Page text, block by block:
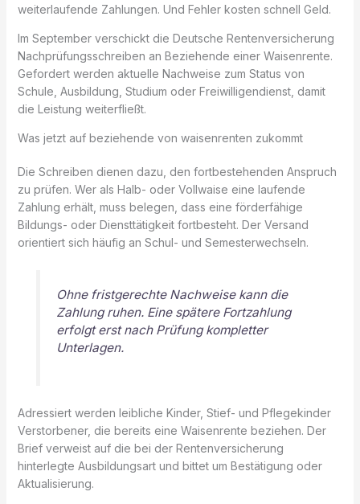
weiterlaufende Zahlungen. Und Fehler kosten schnell Geld.
Im September verschickt die Deutsche Rentenversicherung
Nachprüfungsschreiben an Beziehende einer Waisenrente.
Gefordert werden aktuelle Nachweise zum Status von
Schule, Ausbildung, Studium oder Freiwilligendienst, damit
die Leistung weiterfließt.
Was jetzt auf beziehende von waisenrenten zukommt
Die Schreiben dienen dazu, den fortbestehenden Anspruch
zu prüfen. Wer als Halb- oder Vollwaise eine laufende
Zahlung erhält, muss belegen, dass eine förderfähige
Bildungs- oder Diensttätigkeit fortbesteht. Der Versand
orientiert sich häufig an Schul- und Semesterwechseln.
Ohne fristgerechte Nachweise kann die
Zahlung ruhen. Eine spätere Fortzahlung
erfolgt erst nach Prüfung kompletter
Unterlagen.
Adressiert werden leibliche Kinder, Stief- und Pflegekinder
Verstorbener, die bereits eine Waisenrente beziehen. Der
Brief verweist auf die bei der Rentenversicherung
hinterlegte Ausbildungsart und bittet um Bestätigung oder
Aktualisierung.